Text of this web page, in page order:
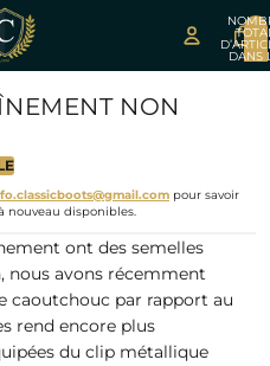
DANS
NON
pour savoir
nouveau disponibles.
ont des semelles
nous avons récemment
caoutchouc par rapport au
rend encore plus
du clip métallique